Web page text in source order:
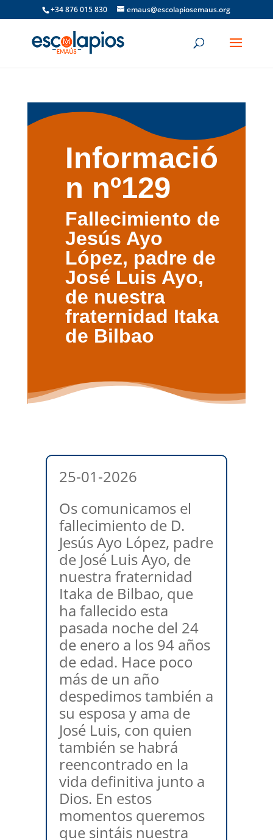
+34 876 015 830 emaus@escolapiosemaus.org
Informació
n nº129
Fallecimiento de
Jesús Ayo
López, padre de
José Luis Ayo,
de nuestra
fraternidad Itaka
de Bilbao
25-01-2026
Os comunicamos el
fallecimiento de D.
Jesús Ayo López, padre
de José Luis Ayo, de
nuestra fraternidad
Itaka de Bilbao, que
ha fallecido esta
pasada noche del 24
de enero a los 94 años
de edad. Hace poco
más de un año
despedimos también a
su esposa y ama de
José Luis, con quien
también se habrá
reencontrado en la
vida definitiva junto a
Dios. En estos
momentos queremos
que sintáis nuestra